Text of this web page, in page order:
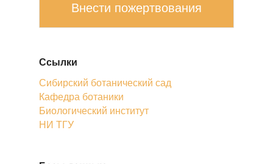
Внести пожертвования
Ссылки
Сибирский ботанический сад
Кафедра ботаники
Биологический институт
НИ ТГУ